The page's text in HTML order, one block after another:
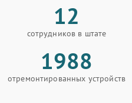
12
сотрудников в штате
1988
отремонтированных устройств